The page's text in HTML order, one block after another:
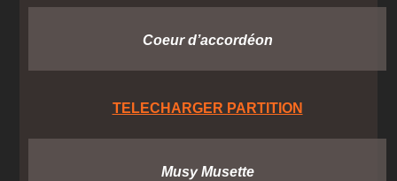
Coeur d’accordéon
TELECHARGER PARTITION
Musy Musette